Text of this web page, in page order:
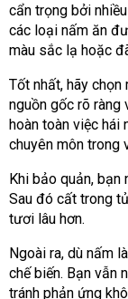
cẩn trọng bởi
các loại nấm ăn
màu sắc lạ hoặc
Tốt nhất, hãy chọn
nguồn gốc rõ ràng
hoàn toàn việc hái
chuyên môn trong
Khi bảo quản, bạn
Sau đó cất trong
tươi lâu hơn.
Ngoài ra, dù nấm
chế biến. Bạn vẫn
tránh phản ứng